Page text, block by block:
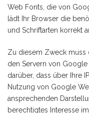
Web Fonts, die von
lädt Ihr Browser die
und Schriftarten korrekt
Zu diesem Zweck muss
den Servern von
darüber, dass über Ihre
Nutzung von Google
ansprechenden
berechtigtes Interesse